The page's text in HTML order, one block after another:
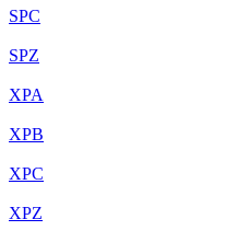
SPC
SPZ
XPA
XPB
XPC
XPZ